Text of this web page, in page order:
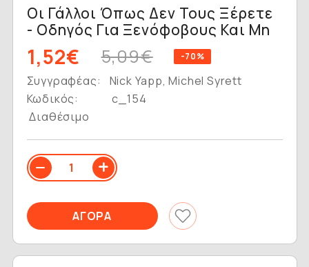
Οι Γάλλοι Όπως Δεν Τους Ξέρετε
- Οδηγός Για Ξενόφοβους Και Μη
1,52€ 5,09€ -70%
Συγγραφέας:
Nick Yapp, Michel Syrett
Κωδικός:
c_154
Διαθέσιμο